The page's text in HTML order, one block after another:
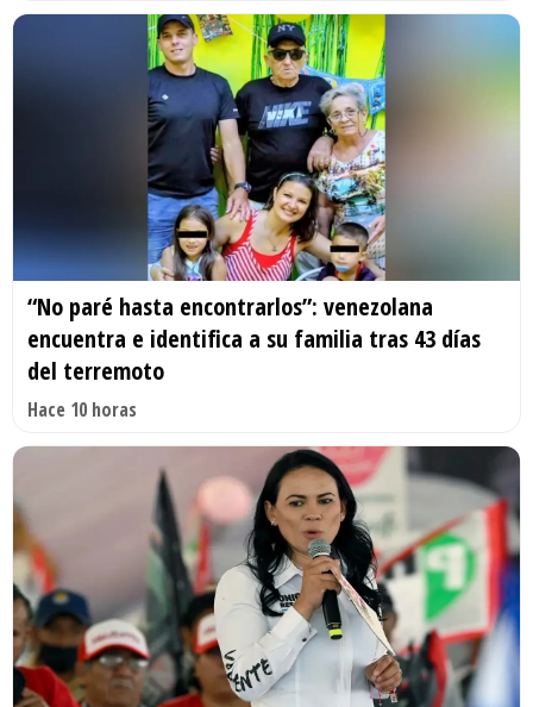
“No paré hasta encontrarlos”: venezolana
encuentra e identifica a su familia tras 43 días
del terremoto
Hace 10 horas